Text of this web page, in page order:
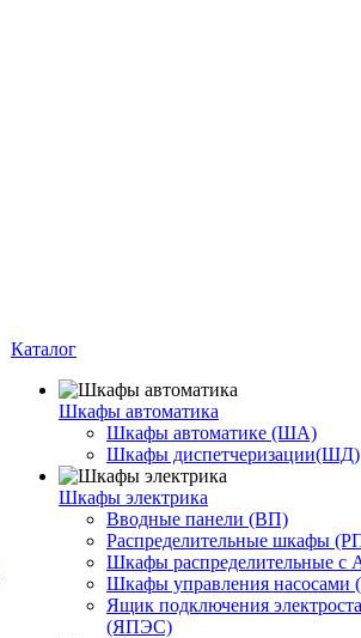
Каталог
Шкафы автоматика
Шкафы автоматике (ША)
Шкафы диспетчеризации(ШД)
Шкафы электрика
Вводные панели (ВП)
Распределительные шкафы
Шкафы распределительные
Шкафы управления
Ящик подключения
(ЯПЭС)